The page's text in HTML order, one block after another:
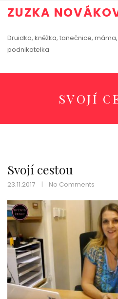
ZUZKA
Druidka, kněžka, tanečnice,
podnikatelka
SVOJÍ
Svojí cestou
23.11.2017 No Comments